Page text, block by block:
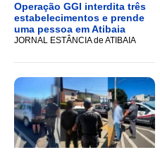
Operação GGI interdita três
estabelecimentos e prende
uma pessoa em Atibaia
JORNAL ESTÂNCIA de ATIBAIA